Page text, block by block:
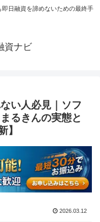
日融資を諦めないための最終手
資ナビ
い人必見｜ソフ
るきんの実態と
】
2026.03.12